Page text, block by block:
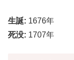
生誕: 1676年
死没: 1707年